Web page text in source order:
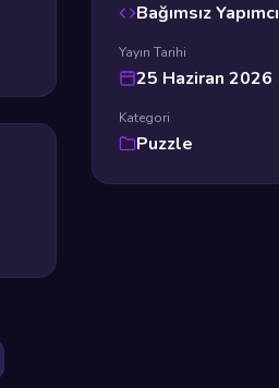
Bağımsız Yapımcı
Yayın Tarihi
25 Haziran 2026
Kategori
Puzzle